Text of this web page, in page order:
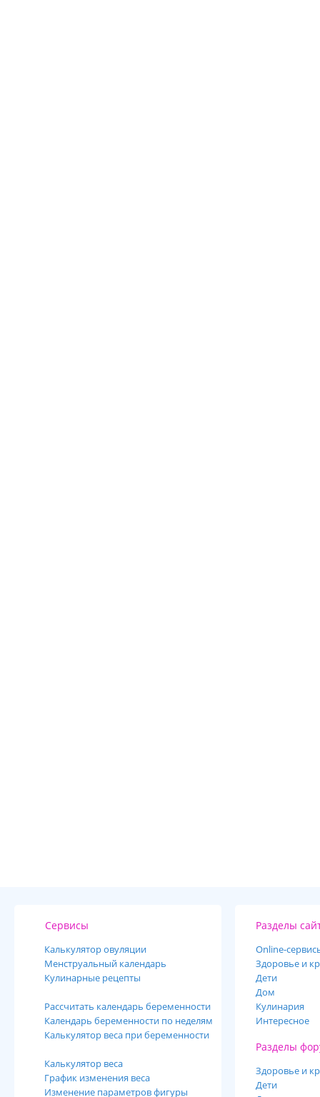
Сервисы
Калькулятор овуляции
Менструальный календарь
Кулинарные рецепты
Рассчитать календарь беременности
Календарь беременности по неделям
Калькулятор веса при беременности
Калькулятор веса
График изменения веса
Изменение параметров фигуры
Разделы
Online-
Здоровье и
Дети
Дом
Кулинария
Интересное
Разделы
Здоровье и
Дети